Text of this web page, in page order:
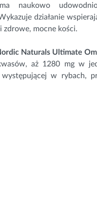
ma naukowo
działanie
zdrowe, mocne kości.
Naturals Ultimate
aż 1280 mg w
w rybach,